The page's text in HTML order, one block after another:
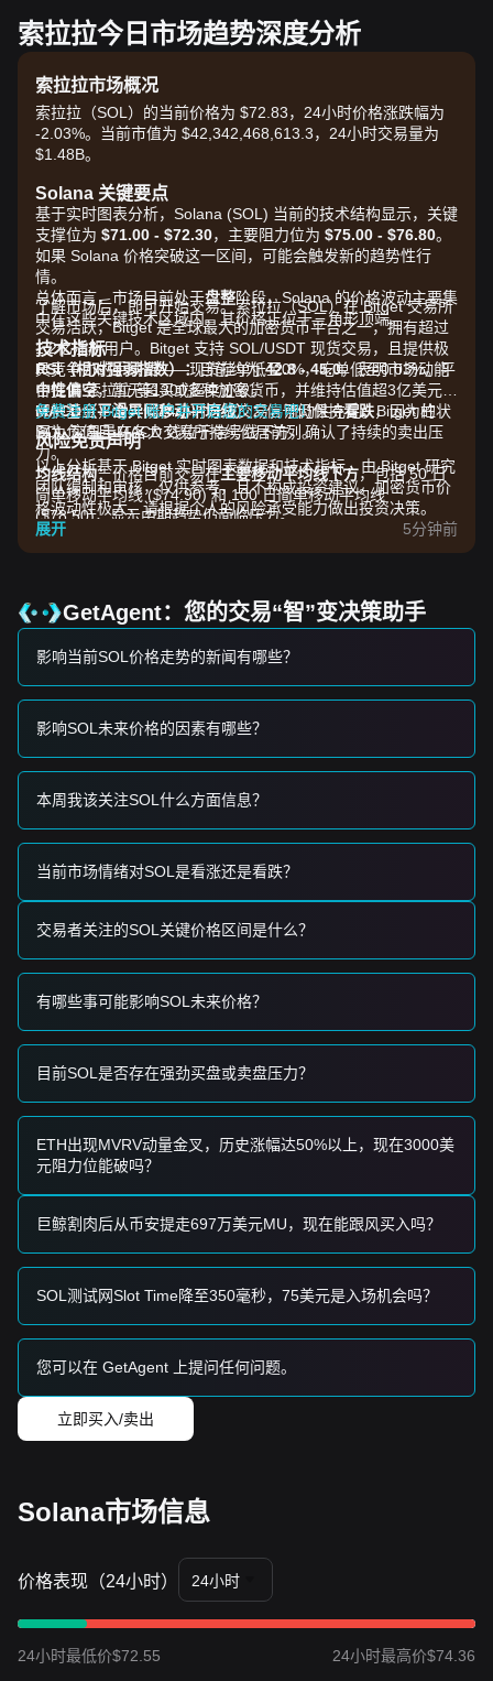
索拉拉今日市场趋势深度分析
索拉拉市场概况
索拉拉（SOL）的当前价格为 $72.83，24小时价格涨跌幅为
-2.03%。当前市值为 $42,342,468,613.3，24小时交易量为
$1.48B。
Solana 关键要点
基于实时图表分析，Solana (SOL) 当前的技术结构显示，关键
支撑位为 $71.00 - $72.30，主要阻力位为 $75.00 - $76.80。
如果 Solana 价格突破这一区间，可能会触发新的趋势性行
情。
总体而言，市场目前处于盘整阶段，Solana 的价格波动主要集
中在这些关键技术区域内，其价格正位于三角形顶端。
技术指标
RSI（相对强弱指数）：目前约为42.8 - 45.0，表明市场动能
中性偏空，暂无超买或超卖迹象。
MACD（平滑异同移动平均线）：信号仍保持看跌，因为柱状
图为负值且 MACD 线位于信号线下方，确认了持续的卖出压
力。
均线结构：价格目前交易在主要移动平均线下方，包括 50 日
简单移动平均线 ($74.90) 和 100 日简单移动平均线
($78.50)，显示中期趋势仍面临压力。
该提案可能大幅增加 SOL 销毁量（从每日 650 SOL 增至
9,000 SOL），从而可能影响长期供应量。
•机构资金流入与采用率：主要机构近期推出的 ETP（交易所
Solana Pay 引入 33 万家韩国商户，为基本面提供了支撑。
作为主要的长期增长驱动力，旨在加速交易速度并降低成本。
交易信号
潜在买入区间
• 如果 Solana 价格接近$71.00 - $72.00支撑位并出现反弹迹
象，可能构成短期买入机会。
• 如果 Solana 价格伴随显著成交量成功突破
• 如果 Solana 价格跌破$70.30 支撑位，市场可能进入更深的
基于当前市场结构，分析师建议采取以下策略：
• 等待 Solana 价格回调至$71.00支撑区域后分批买入。
• 或者，等待价格确认突破并日线收盘站稳于
方后再入场。
趋势投资者
• 在此情景下，下一个目标价位约为$79.30（100 日指数移动
平均线），随后为
长期投资者
正在抬高，允许继续持有或在回调时逢低积累。
趋势总结
从短期来看，Solana 在过去 7 天内表现出横向压缩结构，市
场情绪总体中性谨慎。价格目前被挤压在三角形顶端，等待方
市场展望
$83.30。
如果 Solana 价格跌破
$71.00
整理，但只要价格维持在关键的
了解市场后，即可开始交易。索拉拉（SOL）在 Bitget 交易所
交易活跃，Bitget 是全球最大的加密货币平台之一，拥有超过
1.2亿注册用户。Bitget 支持 SOL/USDT 现货交易，且提供极
具竞争力的手续费——现货挂单低至0%，吃单低至0.03%。平
台提供 索拉拉 等1300多种加密货币，并维持估值超3亿美元的
保护基金，全天候24小时开放交易，流动性充足。Bitget 的
SOL 交易量在各大交易所持续位居前列。
免费注册 Bitget 账户并开启您的交易吧！
风险免责声明
以上分析基于 Bitget 实时图表数据和技术指标，由 Bitget 研究
团队编制和审核，仅供参考，且不构成投资建议。加密货币价
格波动性极大，请根据个人的风险承受能力做出投资决策。
展开
5分钟前
GetAgent：您的交易“智”变决策助手
影响当前SOL价格走势的新闻有哪些？
影响SOL未来价格的因素有哪些？
本周我该关注SOL什么方面信息？
当前市场情绪对SOL是看涨还是看跌？
交易者关注的SOL关键价格区间是什么？
有哪些事可能影响SOL未来价格？
目前SOL是否存在强劲买盘或卖盘压力？
ETH出现MVRV动量金叉，历史涨幅达50%以上，现在3000美
元阻力位能破吗？
巨鲸割肉后从币安提走697万美元MU，现在能跟风买入吗？
SOL测试网Slot Time降至350毫秒，75美元是入场机会吗？
您可以在 GetAgent 上提问任何问题。
立即买入/卖出
Solana市场信息
价格表现（24小时） 24小时
24小时最低价$72.55 24小时最高价$74.36